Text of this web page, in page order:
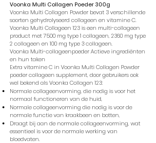
Voonka Multi Collagen Poeder 300g
Voonka Multi Collagen Powder bevat 3 verschillende
soorten gehydrolyseerd collageen en vitamine C.
Voonka Multi Collageen 123 is een multi-collageen
product met 7500 mg type 1 collageen, 2360 mg type
2 collageen en 100 mg type 3 collageen.
Voonka Multi-collageenpoeder Actieve ingrediënten
en hun taken
Extra vitamine C in Voonka Multi Collagen Powder
poeder collageen supplement, door gebruikers ook
wel bekend als Voonka Collagen 123:
Normale collageenvorming, die nodig is voor het
normaal functioneren van de huid,
Normale collageenvorming die nodig is voor de
normale functie van kraakbeen en botten,
Draagt ​​bij aan de normale collageenvorming, wat
essentieel is voor de normale werking van
bloedvaten.